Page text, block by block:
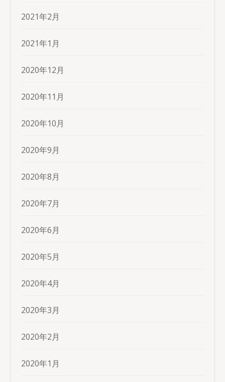
2021年2月
2021年1月
2020年12月
2020年11月
2020年10月
2020年9月
2020年8月
2020年7月
2020年6月
2020年5月
2020年4月
2020年3月
2020年2月
2020年1月